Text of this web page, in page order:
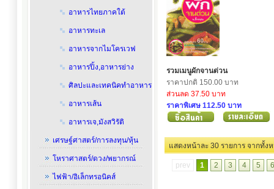
อาหารไทยภาคใต้
อาหารทะเล
อาหารจากไมโครเวฟ
อาหารปิ้ง,อาหารย่าง
ศิลปะและเทคนิคทำอาหาร
อาหารเส้น
อาหารเจ,มังสวิรัติ
เศรษฐ์ศาสตร์/การลงทุน/หุ้น
โหราศาสตร์/ดวง/พยากรณ์
ไฟฟ้า/อิเล็กทรอนิคส์
รวมเมนูผักจานด่วน
ราคาปกติ 150.00 บาท
ส่วนลด 37.50 บาท
ราคาพิเศษ 112.50 บาท
แสดงหน้าละ 30 รายกา
prev 1 2 3 4 5 6